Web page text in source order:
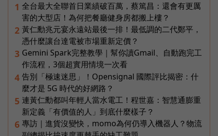
1 全台最大全聯首日業績破百萬，蔡篤昌：還會有更厲
害的大型店！為何把餐廳健身房都搬上樓？
2 黃仁勳兆元宴永遠站最後一排！最低調的二代鄭平，
憑什麼讓台達電被市場重新定價？
3 Gemini Spark完整教學｜幫你讀Gmail、自動跑完工
作流程，3個超實用情境一次看
4 告別「極速迷思」！Opensignal 國際評比揭密：什
麼才是 5G 時代的好網路？
5 連黃仁勳都叫年輕人當水電工！程世嘉：智慧通膨重
新定義「有價值的人」到底什麼樣子？
6 專訪｜進貨沒變快，momo為何仍導入機器人？物流